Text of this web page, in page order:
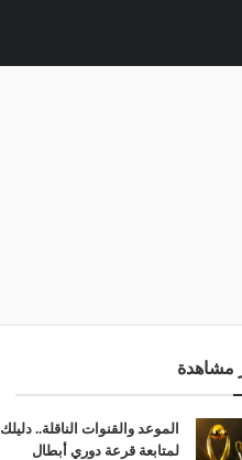
مشاهدة
الموعد والقنوات الناقلة.. دليلك
لمتابعة قرعة دوري أبطال